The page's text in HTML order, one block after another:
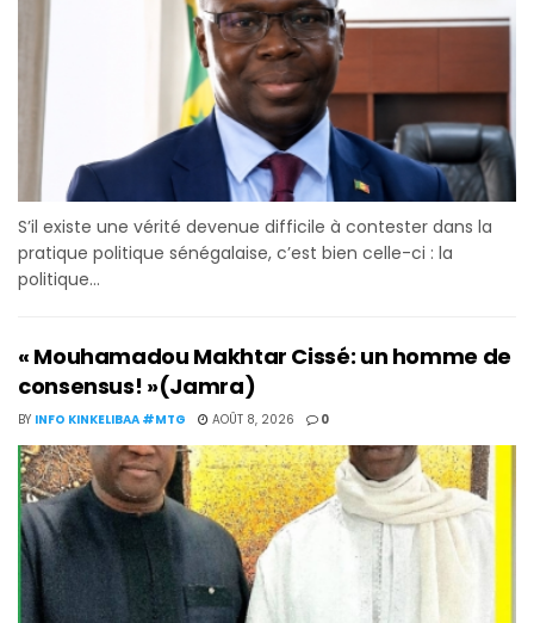
S’il existe une vérité devenue difficile à contester dans la
pratique politique sénégalaise, c’est bien celle-ci : la
politique...
« Mouhamadou Makhtar Cissé: un homme de
consensus! »(Jamra)
BY INFO KINKELIBAA #MTG AOÛT 8, 2026 0